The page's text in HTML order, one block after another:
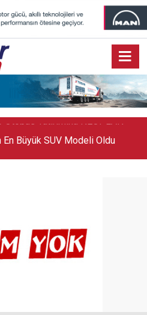
En Büyük SUV Modeli Oldu